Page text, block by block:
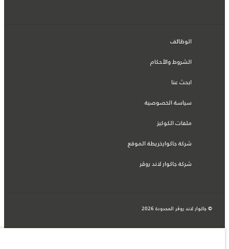
الوظائف
الشروط والأحكام
ابحث عنا
سياسة الخصوصية
ملفات الكوكيز
شركة جاكوارخريطة الموقع
شركة جاكوار لاند روڤر
© جاكوار لاند روڨر المحدودة 2026